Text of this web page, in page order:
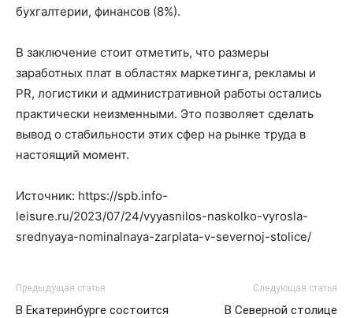
бухгалтерии, финансов (8%).
В заключение стоит отметить, что размеры
заработных плат в областях маркетинга, рекламы и
PR, логистики и административной работы остались
практически неизменными. Это позволяет сделать
вывод о стабильности этих сфер на рынке труда в
настоящий момент.
Источник: https://spb.info-
leisure.ru/2023/07/24/vyyasnilos-naskolko-vyrosla-
srednyaya-nominalnaya-zarplata-v-severnoj-stolice/
Предыдущая статья
В Екатеринбурге состоится
Следующая статья
В Северной столице